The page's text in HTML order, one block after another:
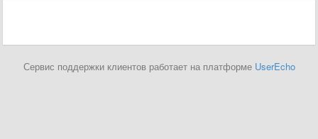
Сервис поддержки клиентов работает на платформе UserEcho